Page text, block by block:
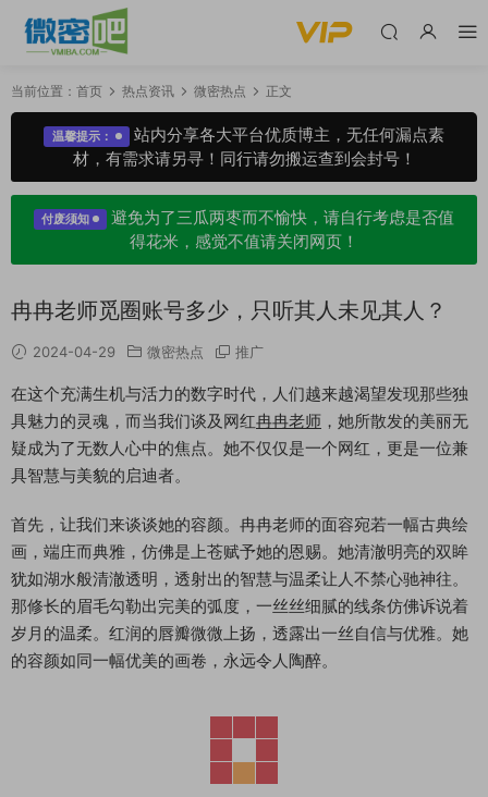
当前位置： 首页 热点资讯 微密热点 正文
温馨提示：
站内分享各大平台优质博主，无任何漏点素
材，有需求请另寻！同行请勿搬运查到会封号！
付废须知
避免为了三瓜两枣而不愉快，请自行考虑是否值
得花米，感觉不值请关闭网页！
冉冉老师觅圈账号多少，只听其人未见其人？
2024-04-29 微密热点 推广
在这个充满生机与活力的数字时代，人们越来越渴望发现那些独
具魅力的灵魂，而当我们谈及网红冉冉老师 ，她所散发的美丽无
疑成为了无数人心中的焦点。她不仅仅是一个网红，更是一位兼
具智慧与美貌的启迪者。
首先，让我们来谈谈她的容颜。冉冉老师的面容宛若一幅古典绘
画，端庄而典雅，仿佛是上苍赋予她的恩赐。她清澈明亮的双眸
犹如湖水般清澈透明，透射出的智慧与温柔让人不禁心驰神往。
那修长的眉毛勾勒出完美的弧度，一丝丝细腻的线条仿佛诉说着
岁月的温柔。红润的唇瓣微微上扬，透露出一丝自信与优雅。她
的容颜如同一幅优美的画卷，永远令人陶醉。